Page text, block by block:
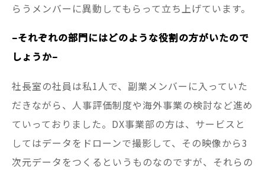
らうメンバーに異動してもらって立ち上げています。
–それぞれの部門にはどのような役割の方がいたので
しょうか–
社長室の社員は私1人で、副業メンバーに入っていた
だきながら、人事評価制度や海外事業の検討など進め
ていっておりました。DX事業部の方は、サービスと
してはデータをドローンで撮影して、その映像から3
次元データをつくるというものなのですが、それらの